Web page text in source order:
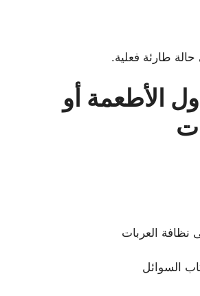
حالة طارئة فعلية.
الأطعمة أو
نظافة العربات
السوائل